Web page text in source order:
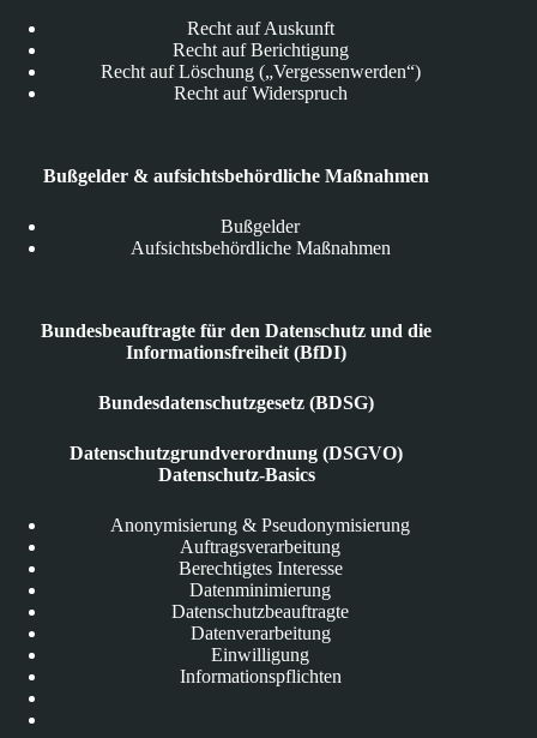
Recht auf Auskunft
Recht auf Berichtigung
Recht auf Löschung („Vergessenwerden“)
Recht auf Widerspruch
Bußgelder & aufsichtsbehördliche Maßnahmen
Bußgelder
Aufsichtsbehördliche Maßnahmen
Bundesbeauftragte für den Datenschutz und die
Informationsfreiheit (BfDI)
Bundesdatenschutzgesetz (BDSG)
Datenschutzgrundverordnung (DSGVO)
Datenschutz-Basics
Anonymisierung & Pseudonymisierung
Auftragsverarbeitung
Berechtigtes Interesse
Datenminimierung
Datenschutzbeauftragte
Datenverarbeitung
Einwilligung
Informationspflichten